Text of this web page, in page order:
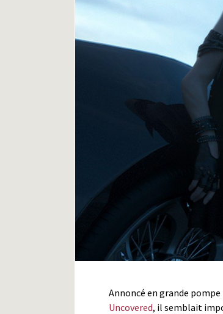
Annoncé en grande
Uncovered, il semblait